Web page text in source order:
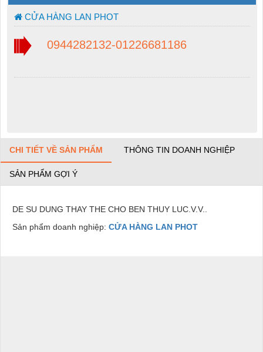
CỬA HÀNG LAN PHOT
0944282132-01226681186
CHI TIẾT VỀ SẢN PHẨM THÔNG TIN DOANH NGHIỆP
SẢN PHẨM GỢI Ý
DE SU DUNG THAY THE CHO BEN THUY LUC.V.V..
Sản phẩm doanh nghiệp: CỬA HÀNG LAN PHOT